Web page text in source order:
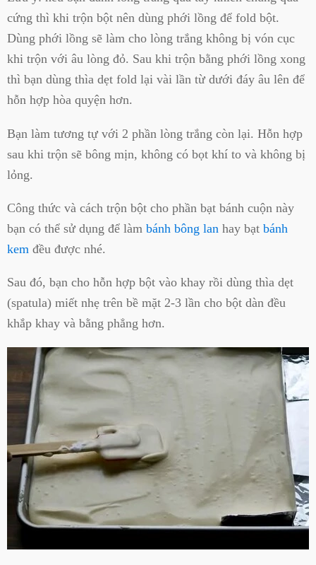
cứng thì khi trộn bột nên dùng phới lồng để fold bột.
Dùng phới lồng sẽ làm cho lòng trắng không bị vón cục
khi trộn với âu lòng đỏ. Sau khi trộn bằng phới lồng xong
thì bạn dùng thìa dẹt fold lại vài lần từ dưới đáy âu lên để
hỗn hợp hòa quyện hơn.
Bạn làm tương tự với 2 phần lòng trắng còn lại. Hỗn hợp
sau khi trộn sẽ bông mịn, không có bọt khí to và không bị
lỏng.
Công thức và cách trộn bột cho phần bạt bánh cuộn này
bạn có thể sử dụng để làm bánh bông lan hay bạt bánh
kem đều được nhé.
Sau đó, bạn cho hỗn hợp bột vào khay rồi dùng thìa dẹt
(spatula) miết nhẹ trên bề mặt 2-3 lần cho bột dàn đều
khắp khay và bằng phẳng hơn.